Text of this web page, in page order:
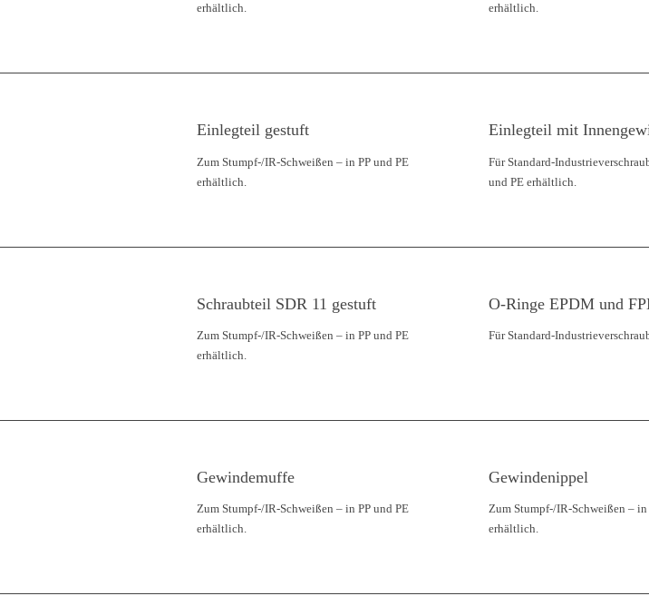
erhältlich.
erhältlich.
Einlegteil gestuft
Zum Stumpf-/IR-Schweißen – in PP und PE
erhältlich.
Einlegteil mit
Für Standard-
und PE erhältlich.
Schraubteil SDR 11 gestuft
Zum Stumpf-/IR-Schweißen – in PP und PE
erhältlich.
O-Ringe EPDM und
Für Standard-
Gewindemuffe
Zum Stumpf-/IR-Schweißen – in PP und PE
erhältlich.
Gewindenippel
Zum Stumpf-/IR-Schweißen – in
erhältlich.